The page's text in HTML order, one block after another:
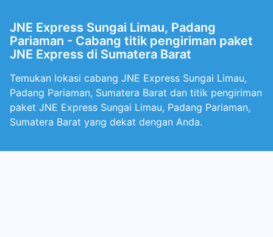
JNE Express Sungai Limau, Padang
Pariaman - Cabang titik pengiriman paket
JNE Express di Sumatera Barat
Temukan lokasi cabang JNE Express Sungai Limau,
Padang Pariaman, Sumatera Barat dan titik pengiriman
paket JNE Express Sungai Limau, Padang Pariaman,
Sumatera Barat yang dekat dengan Anda.